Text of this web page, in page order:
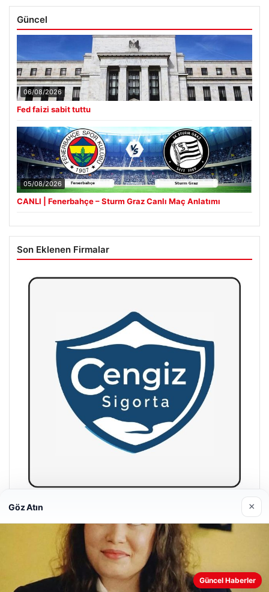
Güncel
06/08/2026
Fed faizi sabit tuttu
05/08/2026
CANLI | Fenerbahçe – Sturm Graz Canlı Maç Anlatımı
Son Eklenen Firmalar
Hastaş Beton
26/05/2026
Web sitemizi nasıl kullandığınızı daha iyi anlayabilmek,
Göz Atın ×
Güncel Haberler